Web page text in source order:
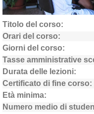
Titolo del corso
Orari del corso
Giorni del corso
Durata delle lezioni
Certificato di fine corso
Età minima